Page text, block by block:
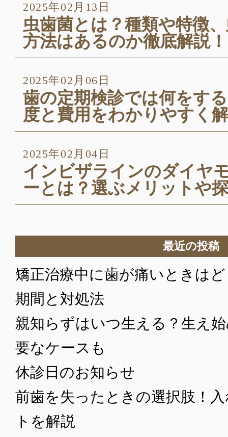
2025年02月13日
虫歯菌とは？種類や特徴
方法はあるのか徹底解説！
2025年02月06日
歯の定期検診では何をす
度と費用をわかりやすく
2025年02月04日
インビザラインのダイヤ
ーとは？選ぶメリットや
最近の投稿
矯正治療中に歯が痛いときは
期間と対処法
親知らずはいつ生える？生え
要なケースも
休診日のお知らせ
前歯を失ったときの選択肢！
トを解説